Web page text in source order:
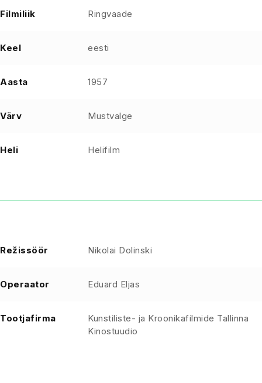
Filmiliik Ringvaade
Keel eesti
Aasta 1957
Värv Mustvalge
Heli Helifilm
Režissöör Nikolai Dolinski
Operaator Eduard Eljas
Tootjafirma
Kunstiliste- ja Kroonikafilmide Tallinna
Kinostuudio